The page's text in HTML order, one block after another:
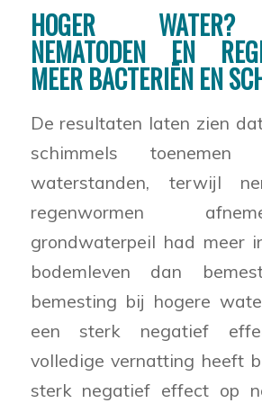
HOGER
NEMATODEN EN
MEER BACTERIËN EN
De resultaten laten zien
schimmels
waterstanden, terwijl
regenwormen
grondwaterpeil had meer
bodemleven dan
bemesting bij hogere
een sterk negatief
volledige vernatting heeft
sterk negatief effect op